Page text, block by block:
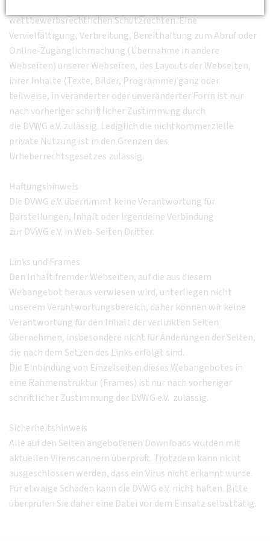
wettbewerbsrechtlichen Schutzrechten. Eine
Vervielfältigung, Verbreitung, Bereithaltung zum Abruf oder
Online-Zugänglichmachung (Übernahme in andere
Webseiten) unserer Webseiten, des Layouts der Webseiten,
ihrer Inhalte (Texte, Bilder, Programme) ganz oder
teilweise, in veränderter oder unveränderter Form ist nur
nach vorheriger schriftlicher Zustimmung durch
die DVWG e.V. zulässig. Lediglich die nichtkommerzielle
private Nutzung ist in den Grenzen des
Urheberrechtsgesetzes zulässig.
Haftungshinweis
Die DVWG e.V. übernimmt keine Verantwortung für
Darstellungen, Inhalt oder irgendeine Verbindung
zur DVWG e.V. in Web-Seiten Dritter.
Links und Frames
Den Inhalt fremder Webseiten, auf die aus diesem
Webangebot heraus verwiesen wird, unterliegen nicht
unserem Verantwortungsbereich, daher können wir keine
Verantwortung für den Inhalt der verlinkten Seiten
übernehmen, insbesondere nicht für Änderungen der Seiten,
die nach dem Setzen des Links erfolgt sind.
Die Einbindung von Einzelseiten dieses Webangebotes in
eine Rahmenstruktur (Frames) ist nur nach vorheriger
schriftlicher Zustimmung der DVWG e.V. zulässig.
Sicherheitshinweis
Alle auf den Seiten angebotenen Downloads wurden mit
aktuellen Virenscannern überprüft. Trotzdem kann nicht
ausgeschlossen werden, dass ein Virus nicht erkannt wurde.
Für etwaige Schäden kann die DVWG e.V. nicht haften. Bitte
überprüfen Sie daher eine Datei vor dem Einsatz selbsttätig.